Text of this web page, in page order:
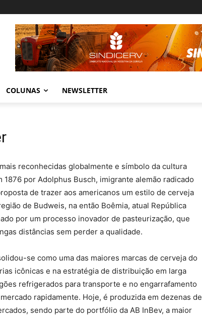
COLUNAS NEWSLETTER
reconhecidas globalmente e símbolo da cultura
por Adolphus Busch, imigrante alemão radicado
de trazer aos americanos um estilo de cerveja
de Budweis, na então Boêmia, atual República
por um processo inovador de pasteurização, que
distâncias sem perder a qualidade.
se como uma das maiores marcas de cerveja do
icônicas e na estratégia de distribuição em larga
refrigerados para transporte e no engarrafamento
rapidamente. Hoje, é produzida em dezenas de
sendo parte do portfólio da AB InBev, a maior